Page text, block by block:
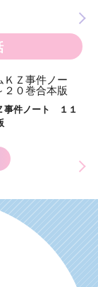
事件ノート １１